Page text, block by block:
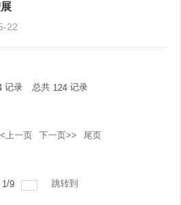
22
记录 总共 124记录
上一页 下一页>> 尾页
1/9 跳转到